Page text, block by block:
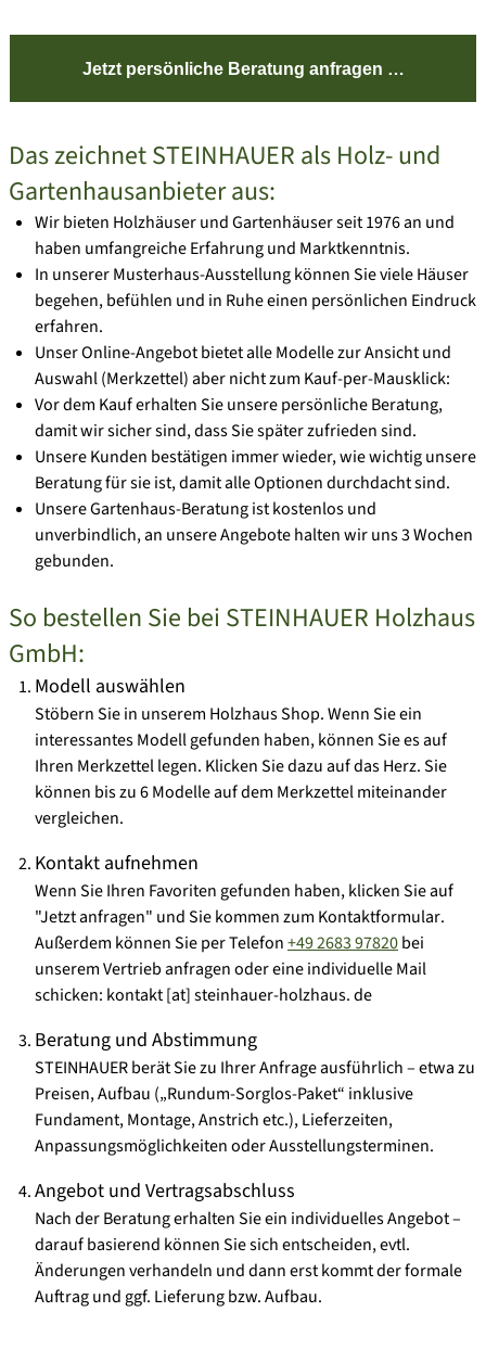
Jetzt persönliche Beratung anfragen …
Das zeichnet STEINHAUER als Holz- und
Gartenhausanbieter aus:
Wir bieten Holzhäuser und Gartenhäuser seit 1976 an und
haben umfangreiche Erfahrung und Marktkenntnis.
In unserer Musterhaus-Ausstellung können Sie viele Häuser
begehen, befühlen und in Ruhe einen persönlichen Eindruck
erfahren.
Unser Online-Angebot bietet alle Modelle zur Ansicht und
Auswahl (Merkzettel) aber nicht zum Kauf-per-Mausklick:
Vor dem Kauf erhalten Sie unsere persönliche Beratung,
damit wir sicher sind, dass Sie später zufrieden sind.
Unsere Kunden bestätigen immer wieder, wie wichtig unsere
Beratung für sie ist, damit alle Optionen durchdacht sind.
Unsere Gartenhaus-Beratung ist kostenlos und
unverbindlich, an unsere Angebote halten wir uns 3 Wochen
gebunden.
So bestellen Sie bei STEINHAUER Holzhaus
GmbH:
Modell auswählen
Stöbern Sie in unserem Holzhaus Shop. Wenn Sie ein
interessantes Modell gefunden haben, können Sie es auf
Ihren Merkzettellegen. Klicken Sie dazu auf das Herz. Sie
können bis zu 6 Modelle auf dem Merkzettel miteinander
vergleichen.
Kontakt aufnehmen
Wenn Sie Ihren Favoriten gefunden haben, klicken Sie auf
"Jetzt anfragen" und Sie kommen zum Kontaktformular.
Außerdem können Sie per Telefon+49 2683 97820bei
unserem Vertrieb anfragen oder eineindividuelle Mail
schicken: kontakt [at] steinhauer-holzhaus. de
Beratung und Abstimmung
STEINHAUER berät Sie zu Ihrer Anfrage ausführlich – etwa zu
Preisen, Aufbau („Rundum-Sorglos-Paket“ inklusive
Fundament, Montage, Anstrich etc.), Lieferzeiten,
Anpassungsmöglichkeiten oder Ausstellungsterminen.
Angebot und Vertragsabschluss
Nach der Beratung erhalten Sie ein individuelles Angebot–
darauf basierend können Sie sich entscheiden, evtl.
Änderungen verhandeln und dann erst kommt der formale
Auftrag und ggf. Lieferung bzw. Aufbau.